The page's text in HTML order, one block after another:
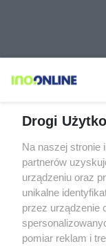
Drogi
Na naszej stronie
partnerów
urządzeniu oraz
unikalne
przez urządzenie
pomiar reklam i